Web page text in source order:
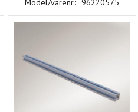
Model/varenr.: 96220575